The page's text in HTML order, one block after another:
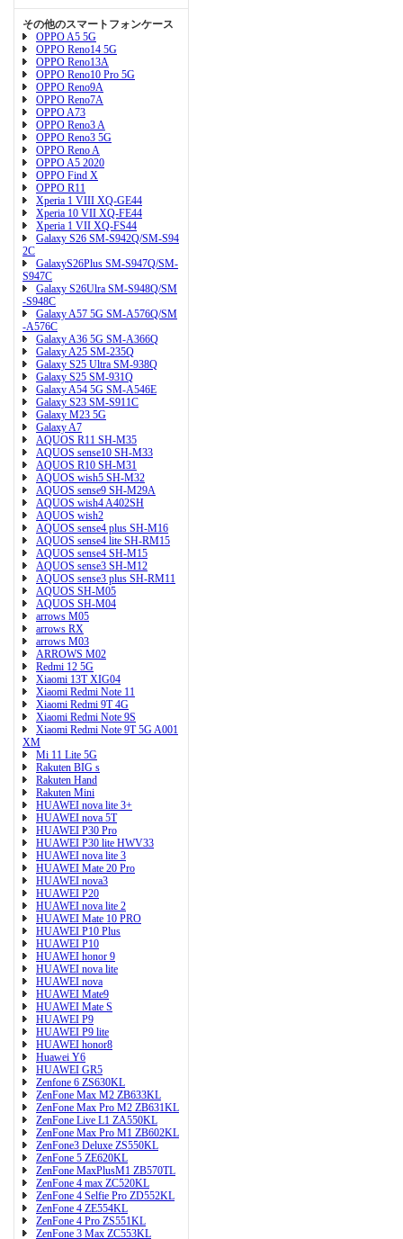
その他のスマートフォンケース
OPPO A5 5G
OPPO Reno14 5G
OPPO Reno13A
OPPO Reno10 Pro 5G
OPPO Reno9A
OPPO Reno7A
OPPO A73
OPPO Reno3 A
OPPO Reno3 5G
OPPO Reno A
OPPO A5 2020
OPPO Find X
OPPO R11
Xperia 1 VIII XQ-GE44
Xperia 10 VII XQ-FE44
Xperia 1 VII XQ-FS44
Galaxy S26 SM-S942Q/SM-S94
2C
GalaxyS26Plus SM-S947Q/SM-
S947C
Galaxy S26Ulra SM-S948Q/SM
-S948C
Galaxy A57 5G SM-A576Q/SM
-A576C
Galaxy A36 5G SM-A366Q
Galaxy A25 SM-235Q
Galaxy S25 Ultra SM-938Q
Galaxy S25 SM-931Q
Galaxy A54 5G SM-A546E
Galaxy S23 SM-S911C
Galaxy M23 5G
Galaxy A7
AQUOS R11 SH-M35
AQUOS sense10 SH-M33
AQUOS R10 SH-M31
AQUOS wish5 SH-M32
AQUOS sense9 SH-M29A
AQUOS wish4 A402SH
AQUOS wish2
AQUOS sense4 plus SH-M16
AQUOS sense4 lite SH-RM15
AQUOS sense4 SH-M15
AQUOS sense3 SH-M12
AQUOS sense3 plus SH-RM11
AQUOS SH-M05
AQUOS SH-M04
arrows M05
arrows RX
arrows M03
ARROWS M02
Redmi 12 5G
Xiaomi 13T XIG04
Xiaomi Redmi Note 11
Xiaomi Redmi 9T 4G
Xiaomi Redmi Note 9S
Xiaomi Redmi Note 9T 5G A001
XM
Mi 11 Lite 5G
Rakuten BIG s
Rakuten Hand
Rakuten Mini
HUAWEI nova lite 3+
HUAWEI nova 5T
HUAWEI P30 Pro
HUAWEI P30 lite HWV33
HUAWEI nova lite 3
HUAWEI Mate 20 Pro
HUAWEI nova3
HUAWEI P20
HUAWEI nova lite 2
HUAWEI Mate 10 PRO
HUAWEI P10 Plus
HUAWEI P10
HUAWEI honor 9
HUAWEI nova lite
HUAWEI nova
HUAWEI Mate9
HUAWEI Mate S
HUAWEI P9
HUAWEI P9 lite
HUAWEI honor8
Huawei Y6
HUAWEI GR5
Zenfone 6 ZS630KL
ZenFone Max M2 ZB633KL
ZenFone Max Pro M2 ZB631KL
ZenFone Live L1 ZA550KL
ZenFone Max Pro M1 ZB602KL
ZenFone3 Deluxe ZS550KL
ZenFone 5 ZE620KL
ZenFone MaxPlusM1 ZB570TL
ZenFone 4 max ZC520KL
ZenFone 4 Selfie Pro ZD552KL
ZenFone 4 ZE554KL
ZenFone 4 Pro ZS551KL
ZenFone 3 Max ZC553KL